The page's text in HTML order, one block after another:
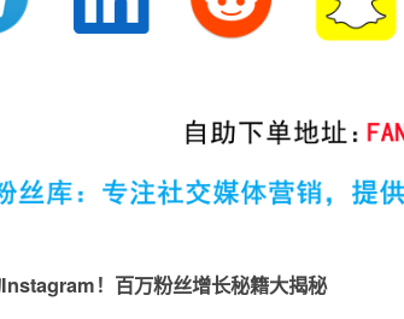
！百万粉丝增长秘籍大揭秘